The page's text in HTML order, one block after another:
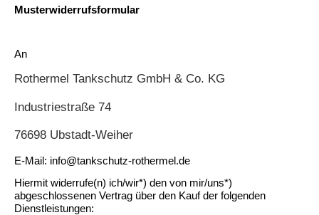
Musterwiderrufsformular
An
Rothermel Tankschutz GmbH & Co. KG
Industriestraße 74
76698 Ubstadt-Weiher
E-Mail: info@tankschutz-rothermel.de
Hiermit widerrufe(n) ich/wir*) den von mir/uns*)
abgeschlossenen Vertrag über den Kauf der folgenden
Dienstleistungen: